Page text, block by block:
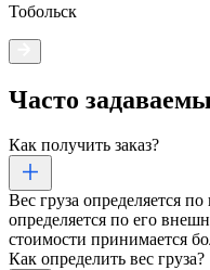
Тобольск
Часто
Как получить заказ?
Вес груза определяется
определяется по его
стоимости принимается
Как определить вес груза?